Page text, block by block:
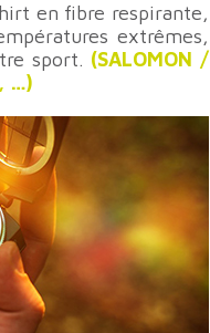
en fibre respirante,
extrêmes,
sport. (SALOMON /
…)